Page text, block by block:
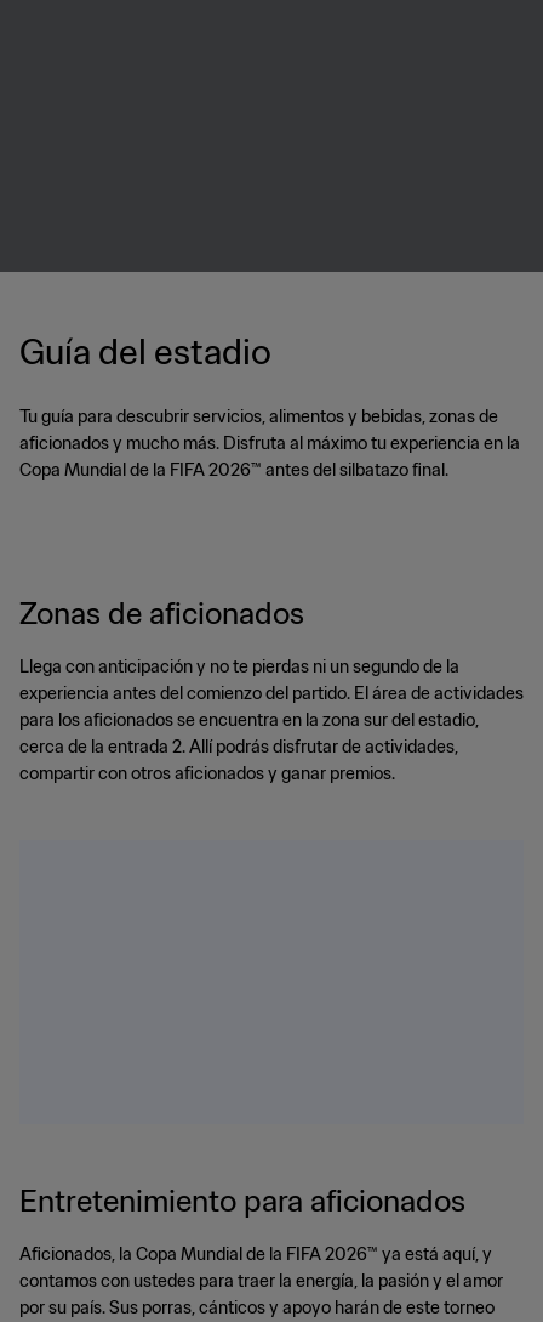
Guía del estadio
Tu guía para descubrir servicios, alimentos y bebidas, zonas de
aficionados y mucho más. Disfruta al máximo tu experiencia en la
Copa Mundial de la FIFA 2026™ antes del silbatazo final.
Zonas de aficionados
Llega con anticipación y no te pierdas ni un segundo de la
experiencia antes del comienzo del partido. El área de actividades
para los aficionados se encuentra en la zona sur del estadio,
cerca de la entrada 2. Allí podrás disfrutar de actividades,
compartir con otros aficionados y ganar premios.
Entretenimiento para aficionados
Aficionados, la Copa Mundial de la FIFA 2026™ ya está aquí, y
contamos con ustedes para traer la energía, la pasión y el amor
por su país. Sus porras, cánticos y apoyo harán de este torneo